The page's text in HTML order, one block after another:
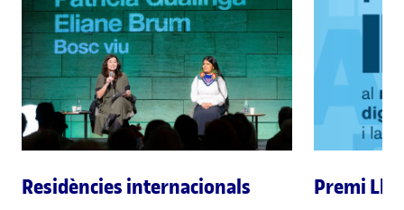
Residències internacionals Premi